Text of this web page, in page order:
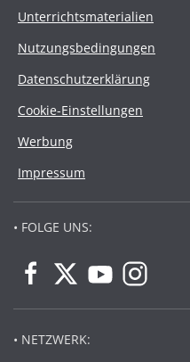
Unterrichtsmaterialien
Nutzungsbedingungen
Datenschutzerklärung
Cookie-Einstellungen
Werbung
Impressum
• FOLGE UNS:
• NETZWERK: